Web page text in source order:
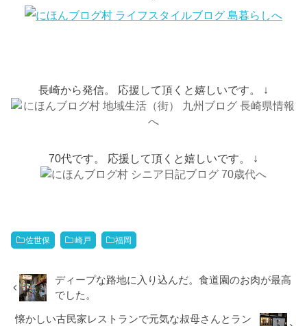
長崎から発信。 応援して頂くと嬉しいです。 ↓
70代です。 応援して頂くと嬉しいです。 ↓
佐世保 崎戸 福岡
ディープな路地に入り込んだ。食道園のお肉が最高
でした。
懐かしい古民家レストランで元気な叔母さんとラン